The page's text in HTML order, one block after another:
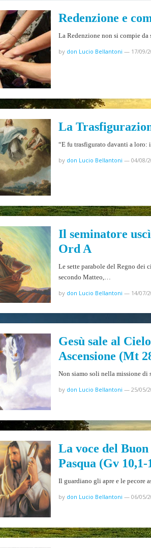
Redenzione e
La Redenzione non si compie
by don Lucio Bellantoni — 17/09/
La
“E fu trasfigurato davanti a
by don Lucio Bellantoni — 04/08/
Il seminatore
Ord A
Le sette parabole del Regno dei
secondo Matteo,…
by don Lucio Bellantoni — 14/07/
Gesù sale al
Ascensione (Mt
Non siamo soli nella missione di
by don Lucio Bellantoni — 25/05/
La voce del
Pasqua (Gv 10,1-
Il guardiano gli apre e le pecore
by don Lucio Bellantoni — 06/05/